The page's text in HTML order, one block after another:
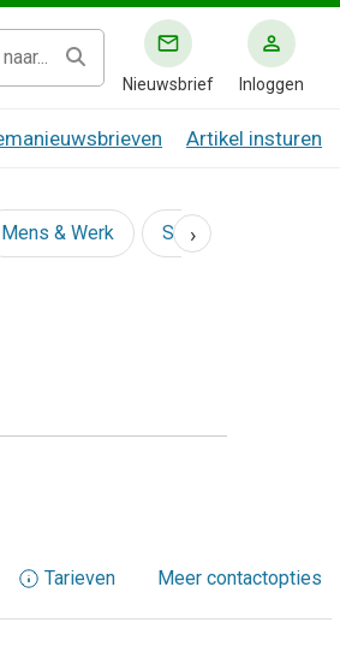
Nieuwsbrief Inloggen
Artikel insturen
Mens & Werk Social
›
Tarieven Meer contactopties